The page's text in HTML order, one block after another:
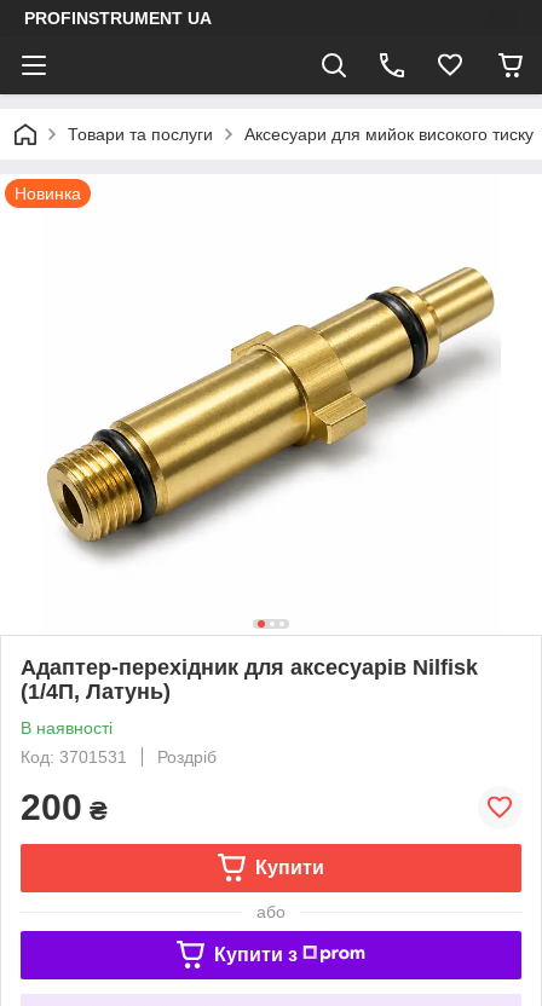
PROFINSTRUMENT UA
Товари та послуги Аксесуари для мийок високого тиску
Новинка
Адаптер-перехідник для аксесуарів Nilfisk
(1/4П, Латунь)
В наявності
Код: 3701531
Роздріб
200 ₴
Купити
або
Купити з